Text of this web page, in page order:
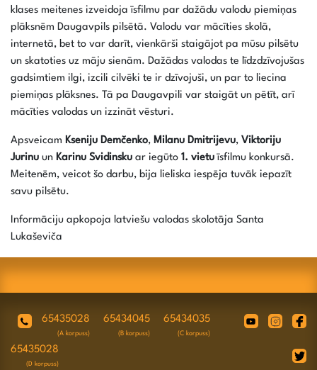
klases meitenes izveidoja īsfilmu par dažādu valodu piemiņas
plāksnēm Daugavpils pilsētā. Valodu var mācīties skolā,
internetā, bet to var darīt, vienkārši staigājot pa mūsu pilsētu
un skatoties uz māju sienām. Dažādas valodas te līdzdzīvojušas
gadsimtiem ilgi, izcili cilvēki te ir dzīvojuši, un par to liecina
piemiņas plāksnes. Tā pa Daugavpili var staigāt un pētīt, arī
mācīties valodas un izzināt vēsturi.
Apsveicam Kseniju Demčenko, Milanu Dmitrijevu, Viktoriju
Jurinu un Karinu Svidinsku ar iegūto 1. vietu īsfilmu konkursā.
Meitenēm, veicot šo darbu, bija lieliska iespēja tuvāk iepazīt
savu pilsētu.
Informāciju apkopoja latviešu valodas skolotāja Santa
Lukaševiča
65435028
(A korpuss)
65434045
(B korpuss)
65434035
(C korpuss)
65435028
(D korpuss)